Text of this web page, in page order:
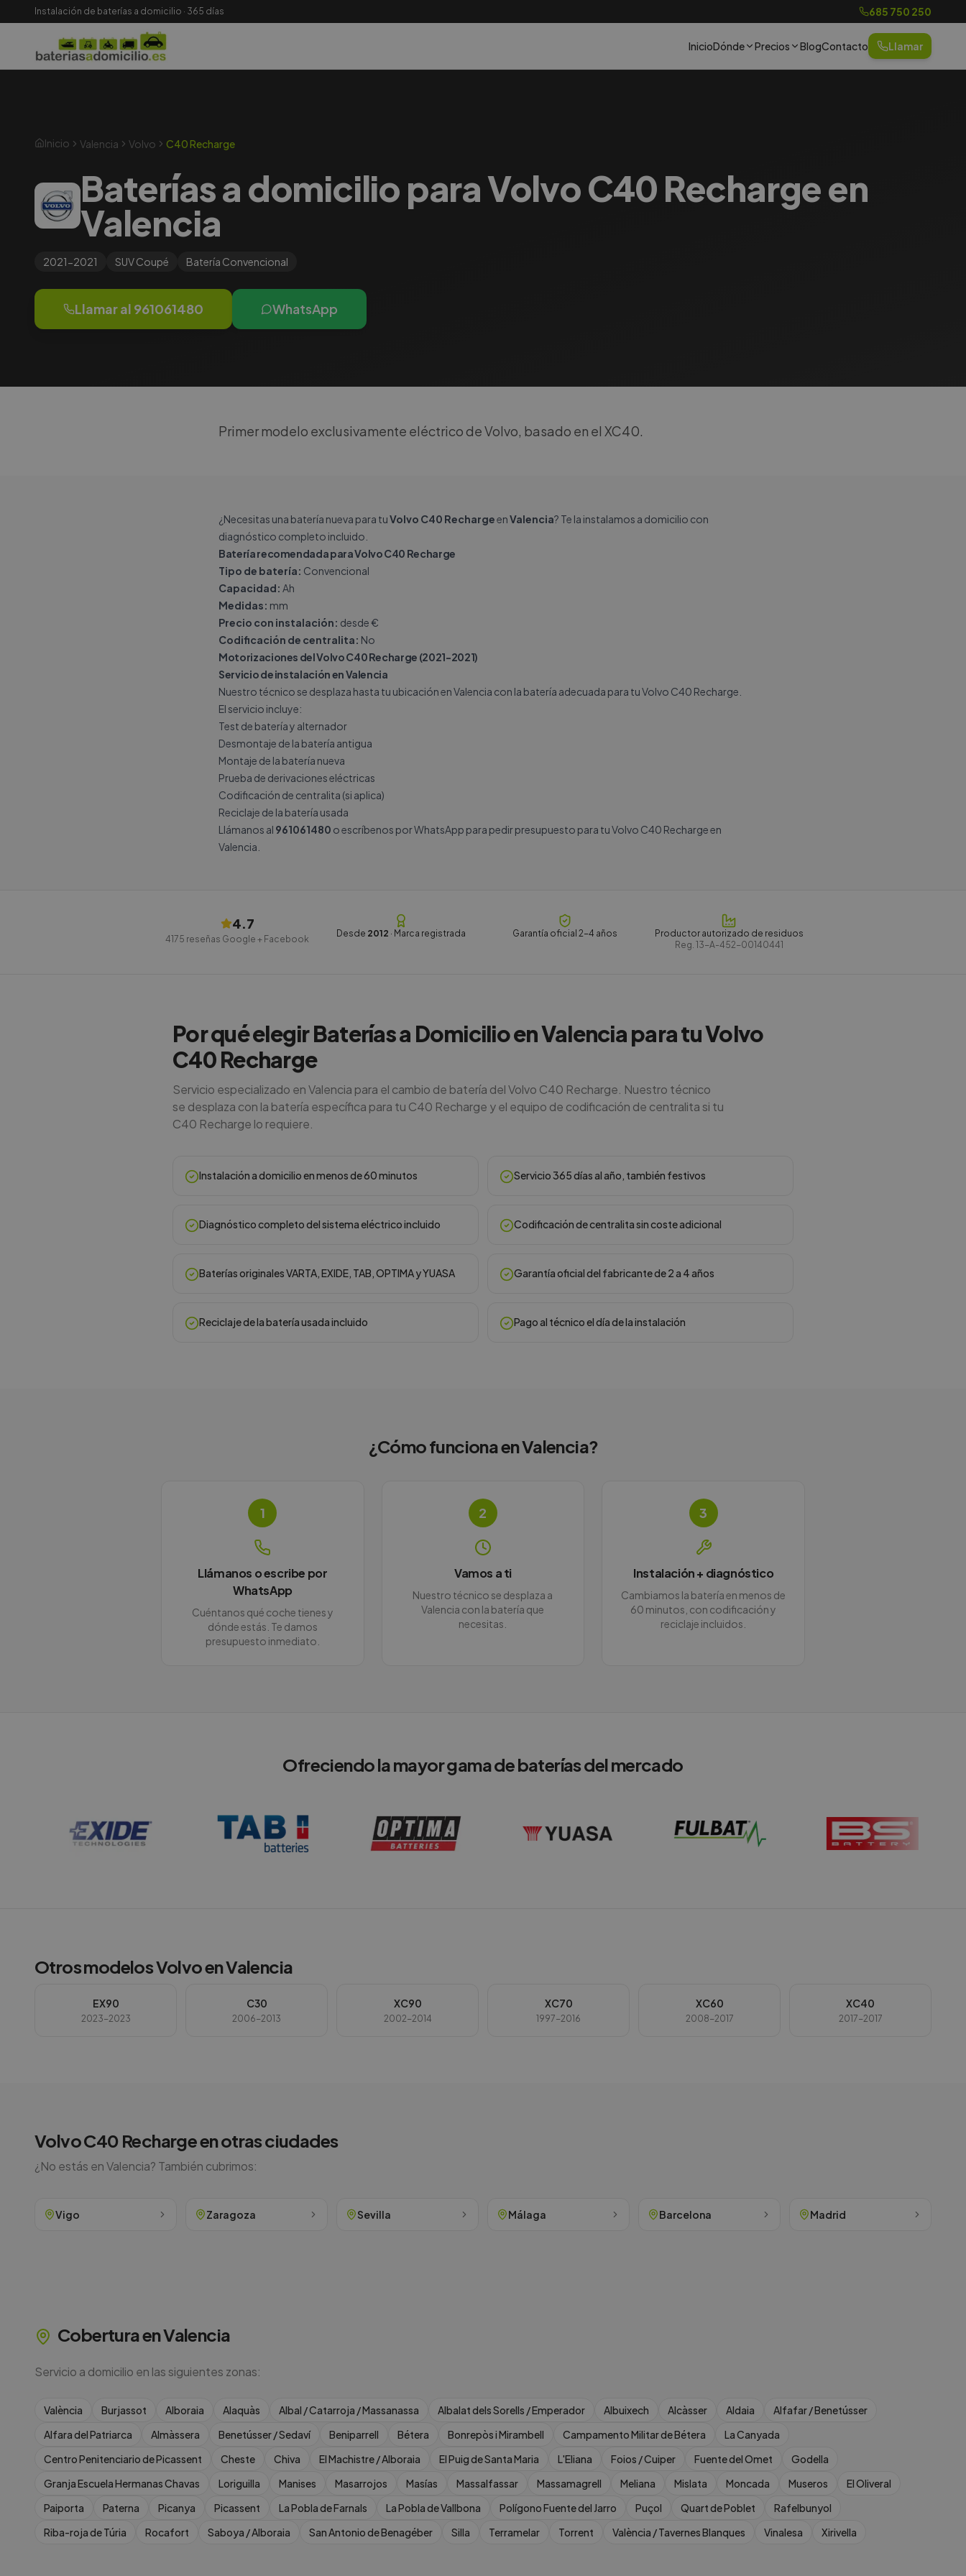
Instalación de baterías a domicilio · 365 días 685 750 250
InicioDónde Precios BlogContacto Llamar
Inicio Valencia Volvo C40 Recharge
Baterías a domicilio para Volvo C40 Recharge en
Valencia
2021-2021 SUV Coupé Batería Convencional
Llamar al 961061480 WhatsApp
Primer modelo exclusivamente eléctrico de Volvo, basado en el XC40.
¿Necesitas una batería nueva para tuVolvo C40 RechargeenValencia? Te la instalamos a domicilio con
diagnóstico completo incluido.
Batería recomendada para Volvo C40 Recharge
Tipo de batería: Convencional
Capacidad: Ah
Medidas: mm
Precio con instalación: desde €
Codificación de centralita: No
Motorizaciones del Volvo C40 Recharge (2021-2021)
Servicio de instalación en Valencia
Nuestro técnico se desplaza hasta tu ubicación en Valencia con la batería adecuada para tu Volvo C40 Recharge.
El servicio incluye:
Test de batería y alternador
Desmontaje de la batería antigua
Montaje de la batería nueva
Prueba de derivaciones eléctricas
Codificación de centralita (si aplica)
Reciclaje de la batería usada
Llámanos al 961061480 o escríbenos porWhatsApp para pedir presupuesto para tu Volvo C40 Recharge en
Valencia.
4.7
4175 reseñas Google + Facebook
Desde 2012 · Marca registrada Garantía oficial 2-4 años
Productor autorizado de residuos
Reg. 13-A-452-00140441
Por qué elegir Baterías a Domicilio en Valencia para tu Volvo
C40 Recharge
Servicio especializado en Valencia para el cambio de batería del Volvo C40 Recharge. Nuestro técnico
se desplaza con la batería específica para tu C40 Recharge y el equipo de codificación de centralita si tu
C40 Recharge lo requiere.
Instalación a domicilio en menos de 60 minutos Servicio 365 días al año, también festivos
Diagnóstico completo del sistema eléctrico incluido Codificación de centralita sin coste adicional
Baterías originales VARTA, EXIDE, TAB, OPTIMA y YUASA Garantía oficial del fabricante de 2 a 4 años
Reciclaje de la batería usada incluido Pago al técnico el día de la instalación
¿Cómo funciona enValencia?
1
Llámanos o escribe por
WhatsApp
Cuéntanos qué coche tienes y
dónde estás. Te damos
presupuesto inmediato.
2
Vamos a ti
Nuestro técnico se desplaza a
Valencia con la batería que
necesitas.
3
Instalación + diagnóstico
Cambiamos la batería en menos de
60 minutos, con codificación y
reciclaje incluidos.
Ofreciendo la mayor gama de baterías del mercado
Otros modelosVolvoenValencia
EX90
2023-2023
C30
2006-2013
XC90
2002-2014
XC70
1997-2016
XC60
2008-2017
XC40
2017-2017
VolvoC40 Rechargeen otras ciudades
¿No estás enValencia? También cubrimos:
Vigo Zaragoza Sevilla Málaga Barcelona Madrid
Cobertura enValencia
Servicio a domicilio en las siguientes zonas:
València Burjassot Alboraia Alaquàs Albal / Catarroja / Massanassa Albalat dels Sorells / Emperador Albuixech Alcàsser Aldaia
Alfafar / Benetússer
Alfara del Patriarca
Almàssera Benetússer / Sedaví Beniparrell Bétera Bonrepòs i Mirambell Campamento Militar de Bétera
La Canyada
Centro Penitenciario de Picassent
Cheste Chiva El Machistre / Alboraia El Puig de Santa Maria L'Eliana Foios / Cuiper Fuente del Omet
Godella
Granja Escuela Hermanas Chavas
Loriguilla Manises Masarrojos Masías Massalfassar Massamagrell Meliana Mislata Moncada Museros
El Oliveral
Paiporta
Paterna Picanya Picassent La Pobla de Farnals La Pobla de Vallbona Polígono Fuente del Jarro Puçol Quart de Poblet
Rafelbunyol
Riba-roja de Túria
Rocafort Saboya / Alboraia San Antonio de Benagéber Silla Terramelar Torrent València / Tavernes Blanques Vinalesa Xirivella